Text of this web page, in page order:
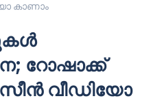
കാണാം
റോഷാക്ക്
വീഡിയോ